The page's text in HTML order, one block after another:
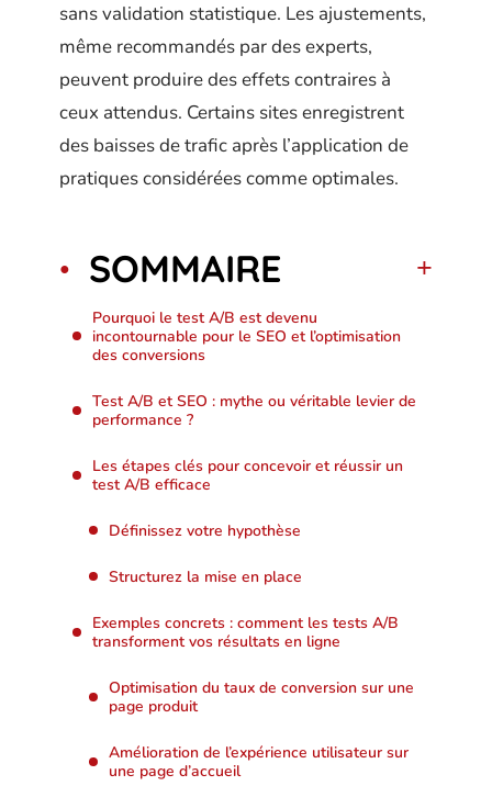
sans validation statistique. Les ajustements,
même recommandés par des experts,
peuvent produire des effets contraires à
ceux attendus. Certains sites enregistrent
des baisses de trafic après l’application de
pratiques considérées comme optimales.
SOMMAIRE
Pourquoi le test A/B est devenu
incontournable pour le SEO et l’optimisation
des conversions
Test A/B et SEO : mythe ou véritable levier de
performance ?
Les étapes clés pour concevoir et réussir un
test A/B efficace
Définissez votre hypothèse
Structurez la mise en place
Exemples concrets : comment les tests A/B
transforment vos résultats en ligne
Optimisation du taux de conversion sur une
page produit
Amélioration de l’expérience utilisateur sur
une page d’accueil